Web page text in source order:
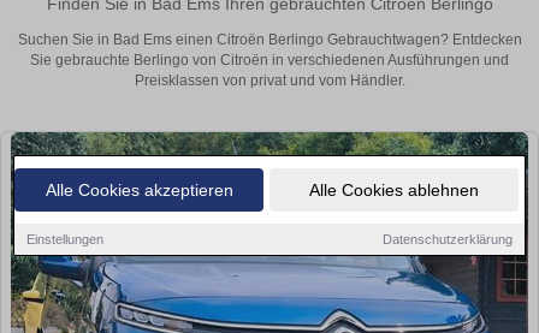
Alle Cookies akzeptieren Alle Cookies ablehnen
Einstellungen Datenschutzerklärung
Suchen Sie in Bad Ems einen Citroën Berlingo Gebrauchtwagen? Entdecken
Sie gebrauchte Berlingo von Citroën in verschiedenen Ausführungen und
Preisklassen von privat und vom Händler.